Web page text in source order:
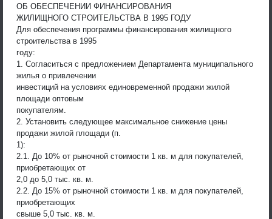
ОБ ОБЕСПЕЧЕНИИ ФИНАНСИРОВАНИЯ
ЖИЛИЩНОГО СТРОИТЕЛЬСТВА В 1995 ГОДУ
Для обеспечения программы финансирования жилищного
строительства в 1995
году:
1. Согласиться с предложением Департамента муниципального
жилья о привлечении
инвестиций на условиях единовременной продажи жилой
площади оптовым
покупателям.
2. Установить следующее максимальное снижение цены
продажи жилой площади (п.
1):
2.1. До 10% от рыночной стоимости 1 кв. м для покупателей,
приобретающих от
2,0 до 5,0 тыс. кв. м.
2.2. До 15% от рыночной стоимости 1 кв. м для покупателей,
приобретающих
свыше 5,0 тыс. кв. м.